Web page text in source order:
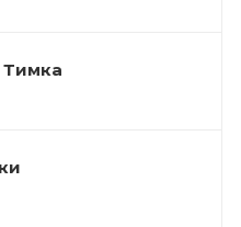
Тимка